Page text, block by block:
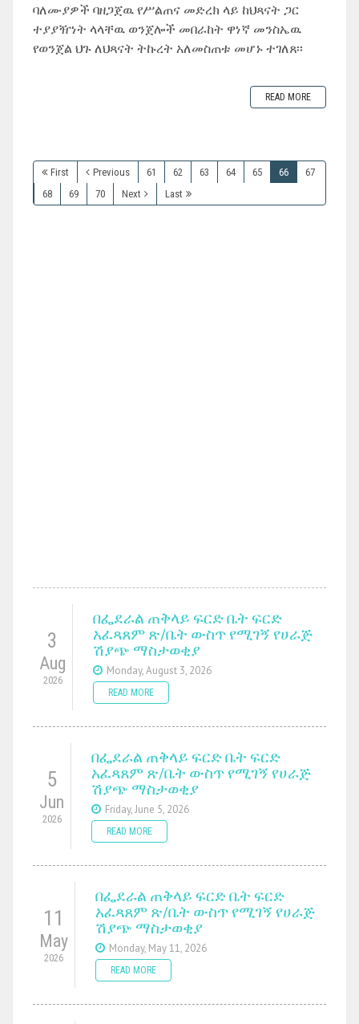
ባለሙያዎች ባዘጋጀዉ የሥልጠና መድረክ ላይ ከህጻናት ጋር
ተያያዥነት ላላቸዉ ወንጀሎች መበራከት ዋነኛ መንስኤዉ
የወንጀል ህጉ ለህጻናት ትኩረት አለመስጠቱ መሆኑ ተገለጸ፡፡
READ MORE
First Previous 61 62 63 64 65 66
67
68
69 70 Next Last
3
Aug
2026
በፌደራል ጠቅላይ ፍርድ ቤት ፍርድ
አፈጻጸም ጽ/ቤት ውስጥ የሚገኝ የሀራጅ
ሽያጭ ማስታወቂያ
Monday, August 3, 2026
READ MORE
5
Jun
2026
በፌደራል ጠቅላይ ፍርድ ቤት ፍርድ
አፈጻጸም ጽ/ቤት ውስጥ የሚገኝ የሀራጅ
ሽያጭ ማስታወቂያ
Friday, June 5, 2026
READ MORE
11
May
2026
በፌደራል ጠቅላይ ፍርድ ቤት ፍርድ
አፈጻጸም ጽ/ቤት ውስጥ የሚገኝ የሀራጅ
ሽያጭ ማስታወቂያ
Monday, May 11, 2026
READ MORE